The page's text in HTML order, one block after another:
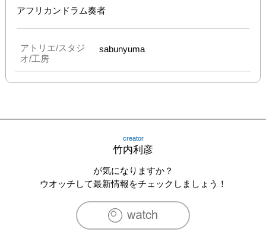
アフリカンドラム奏者
アトリエ/スタジ
オ/工房
sabunyuma
creator
竹内利彦
が気になりますか？
ウオッチして最新情報をチェックしましょう！